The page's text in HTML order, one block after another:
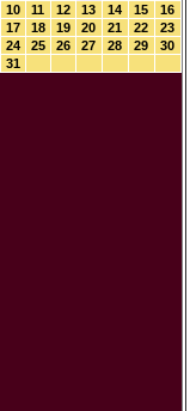
10
11 12 13 14 15
16
17
18 19 20 21 22
23
24
25 26 27 28 29
30
31